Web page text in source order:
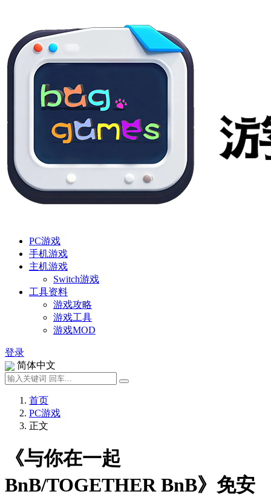
PC游戏
手机游戏
主机游戏
Switch游戏
工具资料
游戏攻略
游戏工具
游戏MOD
登录
简体中文
首页
PC游戏
正文
《与你在一起
BnB/TOGETHER BnB》免安